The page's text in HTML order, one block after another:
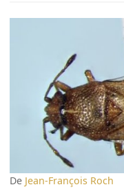
De Jean-François Roch